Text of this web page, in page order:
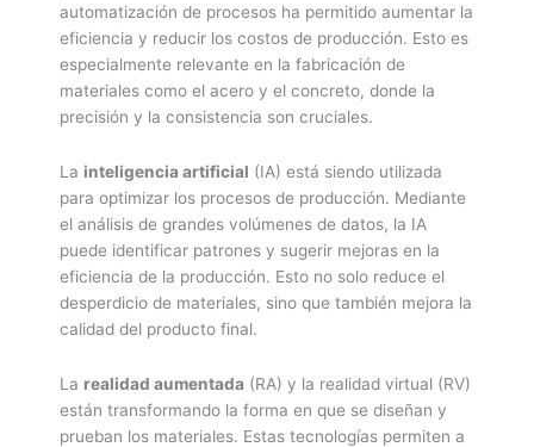
automatización de procesos ha permitido aumentar la
eficiencia y reducir los costos de producción. Esto es
especialmente relevante en la fabricación de
materiales como el acero y el concreto, donde la
precisión y la consistencia son cruciales.
La inteligencia artificial (IA) está siendo utilizada
para optimizar los procesos de producción. Mediante
el análisis de grandes volúmenes de datos, la IA
puede identificar patrones y sugerir mejoras en la
eficiencia de la producción. Esto no solo reduce el
desperdicio de materiales, sino que también mejora la
calidad del producto final.
La realidad aumentada (RA) y la realidad virtual (RV)
están transformando la forma en que se diseñan y
prueban los materiales. Estas tecnologías permiten a